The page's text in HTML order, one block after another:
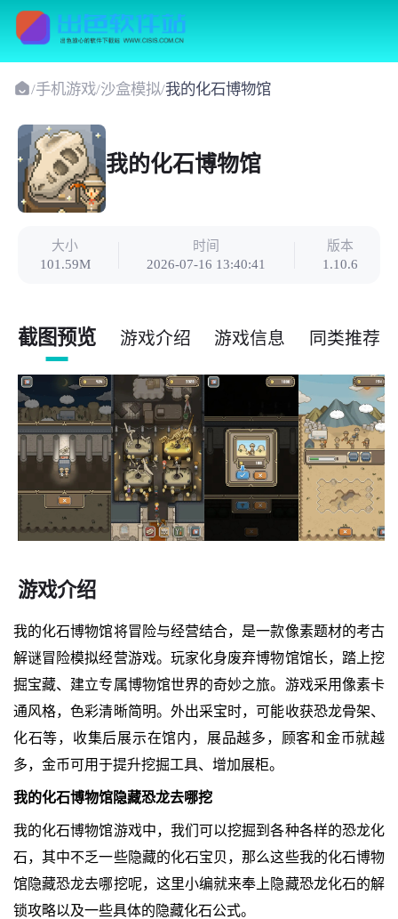
/手机游戏/沙盒模拟/我的化石博物馆
我的化石博物馆
大小
101.59M
时间
2026-07-16 13:40:41
版本
1.10.6
截图预览 游戏介绍 游戏信息 同类推荐
游戏介绍
我的化石博物馆将冒险与经营结合，是一款像素题材的考古
解谜冒险模拟经营游戏。玩家化身废弃博物馆馆长，踏上挖
掘宝藏、建立专属博物馆世界的奇妙之旅。游戏采用像素卡
通风格，色彩清晰简明。外出采宝时，可能收获恐龙骨架、
化石等，收集后展示在馆内，展品越多，顾客和金币就越
多，金币可用于提升挖掘工具、增加展柜。
我的化石博物馆隐藏恐龙去哪挖
我的化石博物馆游戏中，我们可以挖掘到各种各样的恐龙化
石，其中不乏一些隐藏的化石宝贝，那么这些我的化石博物
馆隐藏恐龙去哪挖呢，这里小编就来奉上隐藏恐龙化石的解
锁攻略以及一些具体的隐藏化石公式。